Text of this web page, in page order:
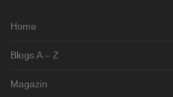
Home
Blogs A – Z
Magazin